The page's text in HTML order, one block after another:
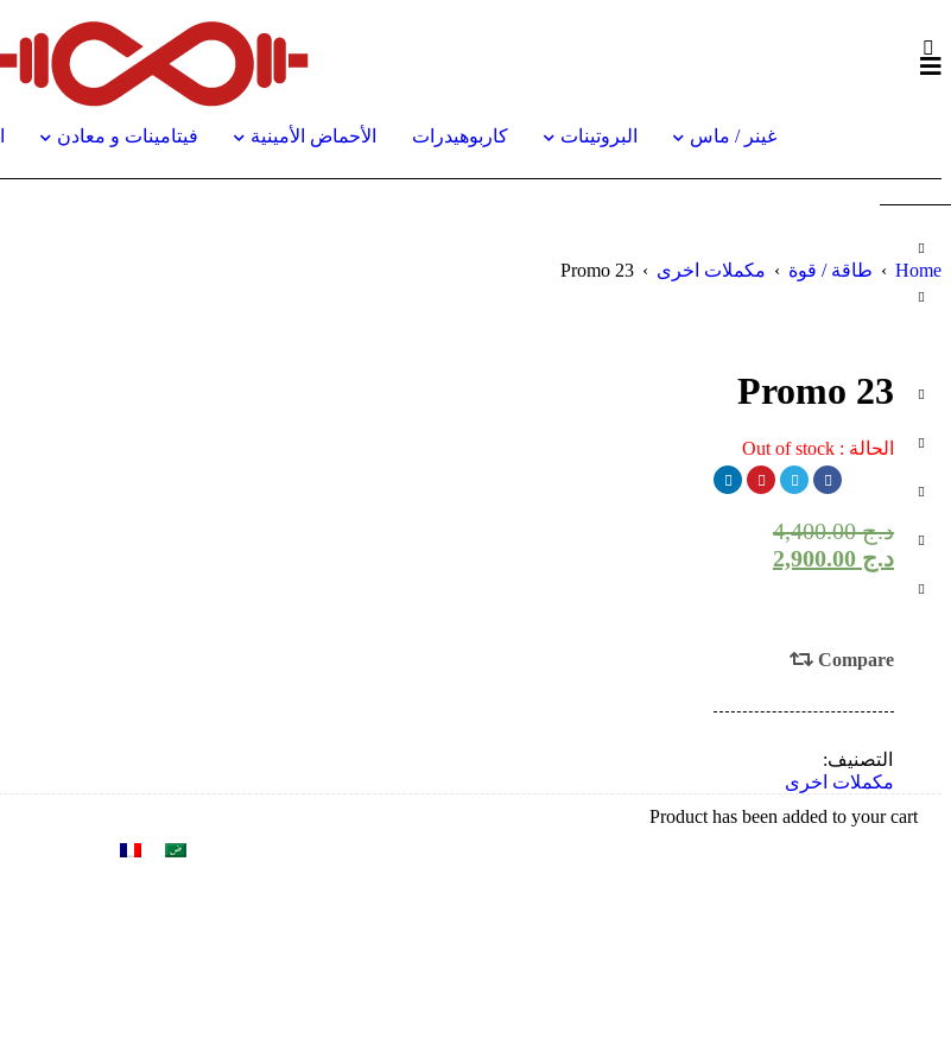
غينر / ماس البروتينات كاربوهيدرات الأحماض الأمينية فيتامينات و معادن
Home
› طاقة / قوة › مكملات اخرى ›
Promo 23
SOLD OUT
Promo 23
الحالة : Out of stock
Deals ends in:
د.ج4,400.00
د.ج
Compare
التصنيف:
مكملات اخرى
Product has been added to your cart